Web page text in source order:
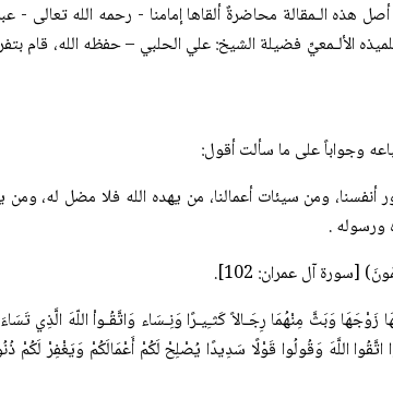
الأمة الإسلاميّة، أسباب الوهن، وسبيل النّهوض)(1), (1) أصل هذه الـمقالة محاضرةٌ ألقاها إمامنا - رحمه
الألـمعيِّ فضيلة الشيخ: علي الحلبي – حفظه الله، قام
وجواباً على ما سألت أقول:
أنفسنا، ومن سيئات أعمالنا، من يهده الله فلا مضل له،
ورسوله .
[سورة آل عمران: 102].
وَبَثَّ مِنْهُمَا رِجَـالاً كَثـِيـرًا وَنِـسَاء وَاتَّقُـواْ اللّهَ الَّذِي
النساء: 1] .(يَا أَيُّهَا الَّذِينَ آمَنُوا اتَّقُوا اللَّهَ وَقُولُوا قَوْلًا سَدِيدًا يُصْلِحْ لَكُمْ أَعْمَالَكُمْ